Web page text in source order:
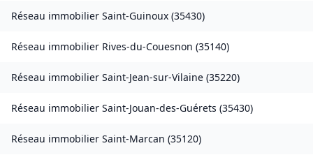
Réseau immobilier Saint-Guinoux (35430)
Réseau immobilier Rives-du-Couesnon (35140)
Réseau immobilier Saint-Jean-sur-Vilaine (35220)
Réseau immobilier Saint-Jouan-des-Guérets (35430)
Réseau immobilier Saint-Marcan (35120)